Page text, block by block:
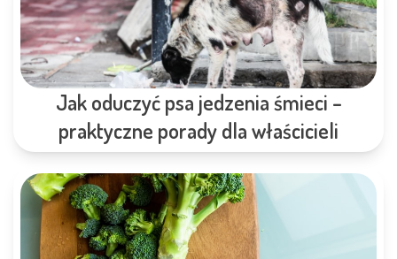
Jak oduczyć psa jedzenia śmieci –
praktyczne porady dla właścicieli